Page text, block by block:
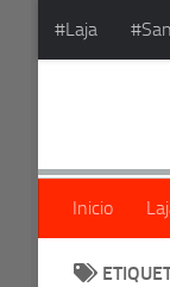
Saltar al
#Laja
Inicio